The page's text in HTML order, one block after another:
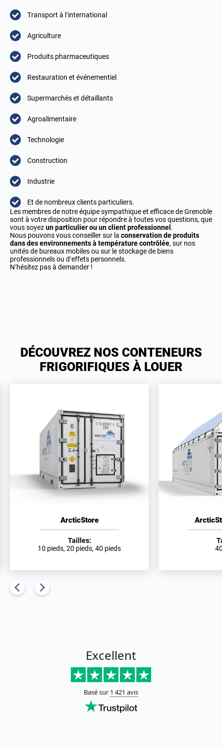
Transport à l’international
Agriculture
Produits pharmaceutiques
Restauration et événementiel
Supermarchés et détaillants
Agroalimentaire
Technologie
Construction
Industrie
Et de nombreux clients particuliers.
Les membres de notre équipe sympathique et efficace de Grenoble
sont à votre disposition pour répondre à toutes vos questions, que
vous soyezun particulier ou un client professionnel .
Nous pouvons vous conseiller sur la conservation de produits
dans des environnements à température contrôlée, sur nos
unités de bureaux mobiles ou sur le stockage de biens
professionnels ou d’effets personnels.
N’hésitez pas à demander !
DÉCOUVREZ NOS CONTENEURS
FRIGORIFIQUES À LOUER
ArcticStore
Tailles:
10 pieds, 20 pieds, 40 pieds